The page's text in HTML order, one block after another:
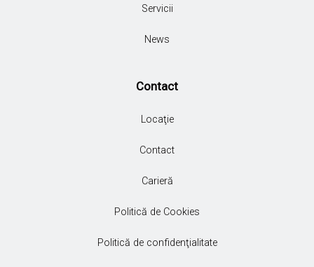
Servicii
News
Contact
Locaţie
Contact
Carieră
Politică de Cookies
Politică de confidenţialitate